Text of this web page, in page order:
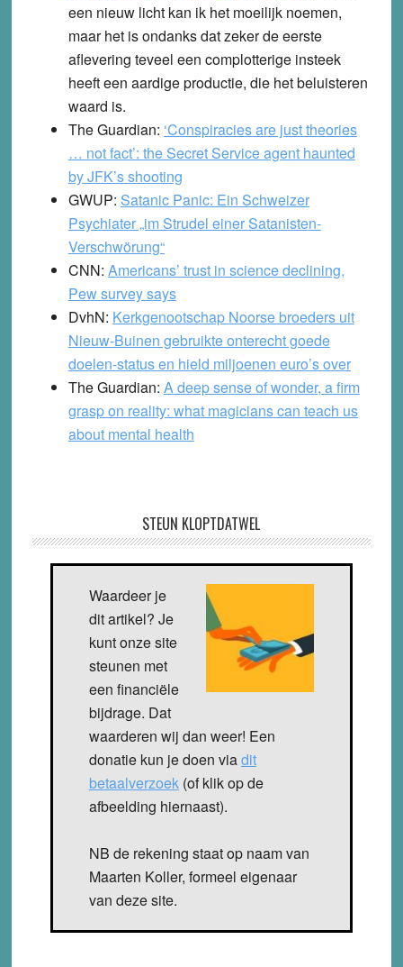
een nieuw licht kan ik het moeilijk noemen,
maar het is ondanks dat zeker de eerste
aflevering teveel een complotterige insteek
heeft een aardige productie, die het beluisteren
waard is.
The Guardian: ‘Conspiracies are just theories
… not fact’: the Secret Service agent haunted
by JFK’s shooting
GWUP: Satanic Panic: Ein Schweizer
Psychiater „im Strudel einer Satanisten-
Verschwörung“
CNN: Americans’ trust in science declining,
Pew survey says
DvhN: Kerkgenootschap Noorse broeders uit
Nieuw-Buinen gebruikte onterecht goede
doelen-status en hield miljoenen euro’s over
The Guardian: A deep sense of wonder, a firm
grasp on reality: what magicians can teach us
about mental health
STEUN KLOPTDATWEL
Waardeer je
dit artikel? Je
kunt onze site
steunen met
een financiële
bijdrage. Dat
waarderen wij dan weer! Een
donatie kun je doen viadit
betaalverzoek(of klik op de
afbeelding hiernaast).
NB de rekening staat op naam van
Maarten Koller, formeel eigenaar
van deze site.